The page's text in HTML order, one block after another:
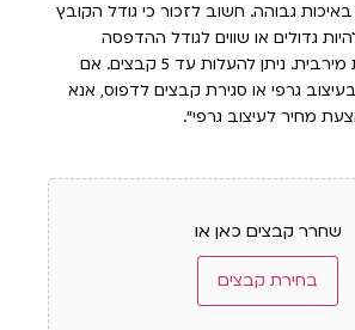
גבוהה. חשוב לזכור כי גודל הקובץ
גדולים או שווים לגודל ההדפסה
הסופית עבור איכות מירבית. ניתן להעלות עד 5 קבצים. אם
גרפי או סגירת קבצים לדפוס, אנא
מחיר לעיצוב גרפי".
שחרר קבצים כאן או
בחירת קבצים